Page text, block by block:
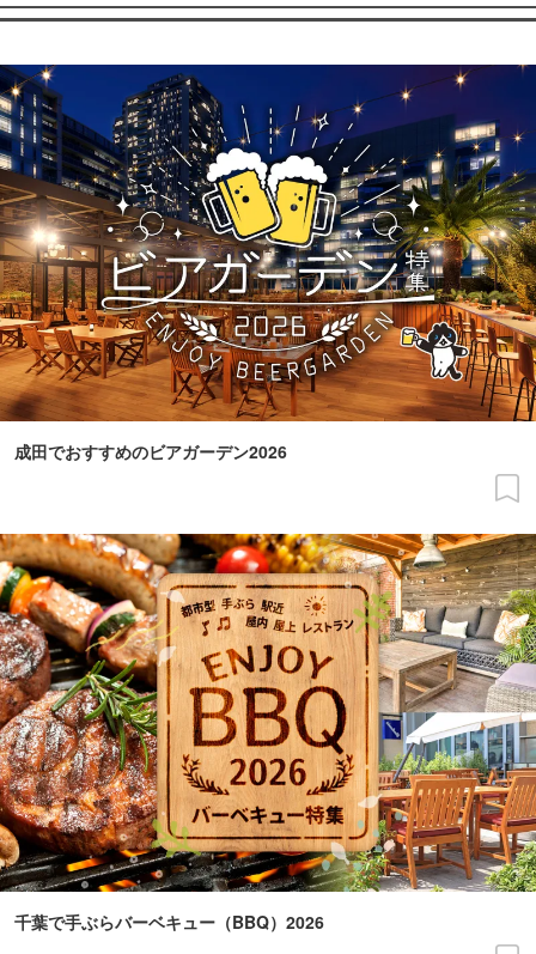
成田でおすすめのビアガーデン2026
千葉で手ぶらバーベキュー（BBQ）2026